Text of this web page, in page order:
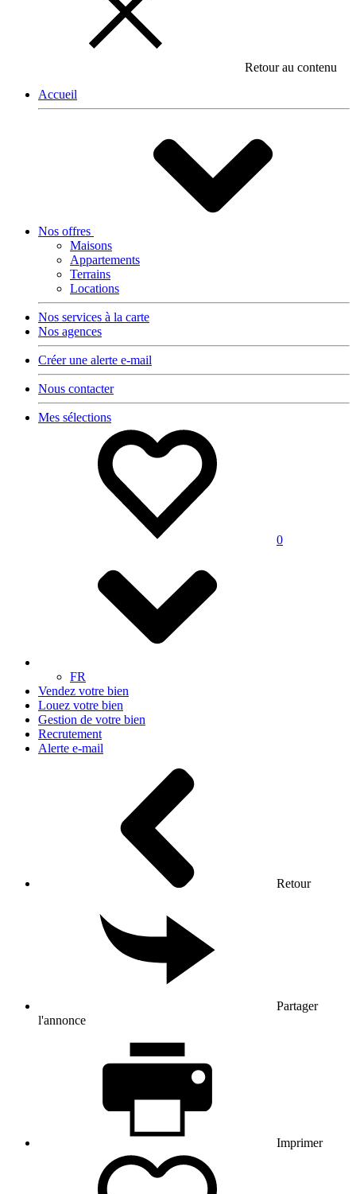
Retour au contenu
Accueil
Nos offres
Maisons
Appartements
Terrains
Locations
Nos services à la carte
Nos agences
Créer une alerte e-mail
Nous contacter
Mes sélections
0
FR
Vendez votre bien
Louez votre bien
Gestion de votre bien
Recrutement
Alerte e-mail
Retour
Partager
l'annonce
Imprimer